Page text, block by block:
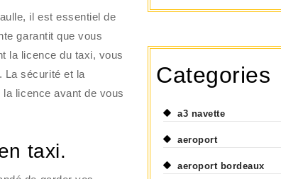
il est essentiel de
garantit que vous
la licence du taxi, vous
La sécurité et la
la licence avant de vous
taxi.
Categories
a3 navette
aeroport
aeroport bordeaux